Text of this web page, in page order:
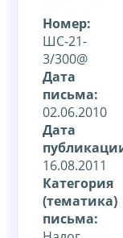
Номер:
ШС-21-
3/300@
Дата
письма:
02.06.2010
Дата
16.08.2011
Категория
(тематика)
письма: